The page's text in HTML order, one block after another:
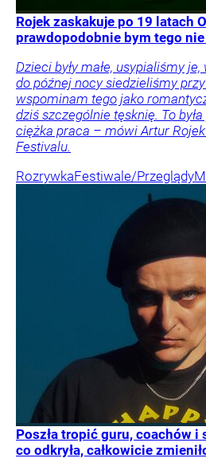
Rojek zaskakuje po 19 latach
prawdopodobnie bym tego nie
Dzieci były małe, usypialiśmy
do późnej nocy siedzieliśmy
wspominam tego jako
dziś szczególnie tęsknię. To
ciężka praca – mówi Artur
Festivalu.
RozrywkaFestiwale/Przeglądy
Poszła tropić guru, coachów i
co odkryła, całkowicie